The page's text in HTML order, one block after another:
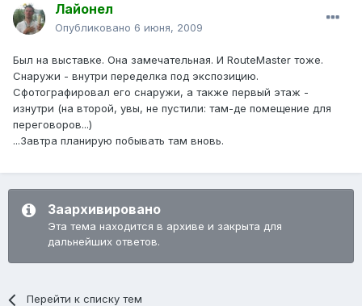
Лайонел
Опубликовано 6 июня, 2009
Был на выставке. Она замечательная. И RouteMaster тоже.
Снаружи - внутри переделка под экспозицию.
Сфотографировал его снаружи, а также первый этаж -
изнутри (на второй, увы, не пустили: там-де помещение для
переговоров...)
...Завтра планирую побывать там вновь.
Заархивировано
Эта тема находится в архиве и закрыта для
дальнейших ответов.
Перейти к списку тем